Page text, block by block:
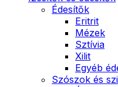
Édesítők
Eritrit
Mézek
Sztívia
Xilit
Egyéb
Szószok és